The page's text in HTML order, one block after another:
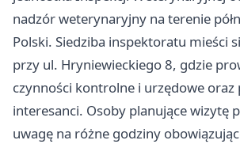
nadzór weterynaryjny na terenie
Polski. Siedziba inspektoratu mieści
przy ul. Hryniewieckiego 8, gdzie
czynności kontrolne i urzędowe oraz
interesanci. Osoby planujące wizytę
uwagę na różne godziny